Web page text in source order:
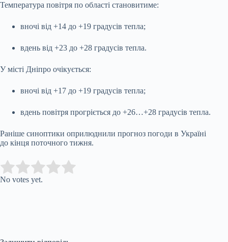
Температура повітря по області становитиме:
вночі від +14 до +19 градусів тепла;
вдень від +23 до +28 градусів тепла.
У місті Дніпро очікується:
вночі від +17 до +19 градусів тепла;
вдень повітря прогріється до +26…+28 градусів тепла.
Раніше синоптики оприлюднили прогноз погоди в Україні
до кінця поточного тижня.
Rate this item:
No votes yet.